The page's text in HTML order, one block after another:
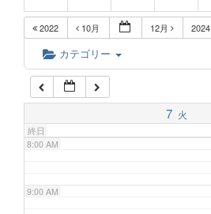
2022 10月 12月 2024
カテゴリー
7 火
終日
6:00 AM
7:00 AM
8:00 AM
9:00 AM